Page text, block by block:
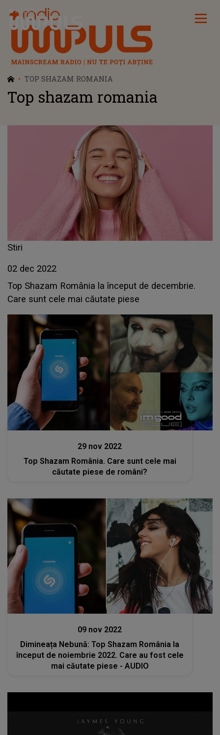
Radio Impuls
TOP SHAZAM ROMANIA
Top shazam romania
Stiri
02 dec 2022
Top Shazam România la început de decembrie.
Care sunt cele mai căutate piese
29 nov 2022
Top Shazam România. Care sunt cele mai
căutate piese de români?
Stiri
09 nov 2022
Dimineața Nebună: Top Shazam România la
început de noiembrie 2022. Care au fost cele
mai căutate piese - AUDIO